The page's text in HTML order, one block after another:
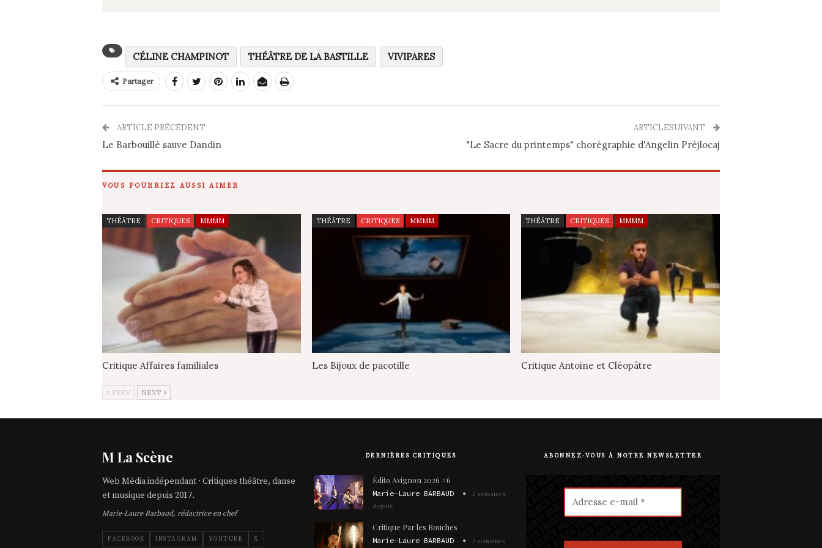
CÉLINE CHAMPINOT THÉÂTRE DE LA BASTILLE VIVIPARES
Partager
ARTICLE PRÉCÉDENT
Le Barbouillé sauve Dandin
ARTICLESUIVANT
"Le Sacre du printemps" chorégraphie d'Angelin Préjlocaj
VOUS POURRIEZ AUSSI AIMER
THÉÂTRE CRITIQUES MMMM
Critique Affaires familiales
THÉÂTRE CRITIQUES MMMM
Les Bijoux de pacotille
THÉÂTRE CRITIQUES MMMM
Critique Antoine et Cléopâtre
PREV NEXT
M La Scène
Web Média indépendant · Critiques théâtre, danse
et musique depuis 2017.
Marie-Laure Barbaud, rédactrice en chef
FACEBOOK INSTAGRAM YOUTUBE X
DERNIÈRES CRITIQUES
Édito Avignon 2026 #6
Marie-Laure BARBAUD
2 semaines
depuis
Critique Par les Bouches
Marie-Laure BARBAUD 3 semaines
ABONNEZ-VOUS À NOTRE NEWSLETTER